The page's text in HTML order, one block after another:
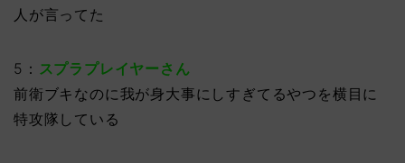
人が言ってた
5： スプラプレイヤーさん
前衛ブキなのに我が身大事にしすぎてるやつを横目に
特攻隊している